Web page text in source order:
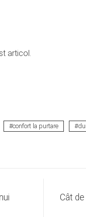
articol.
confort la purtare
Cât